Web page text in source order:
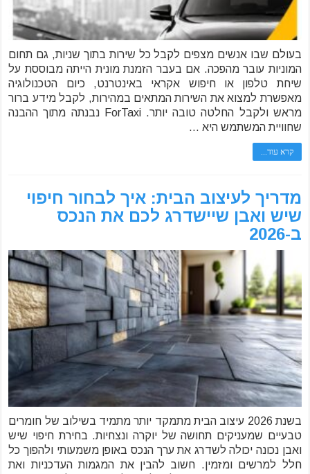
בעולם שבו אנשים מצפים לקבל כל שירות בתוך שניות, גם תחום
המוניות עובר מהפכה. אם בעבר הזמנת מונית הייתה מבוססת על
שיחת טלפון או חיפוש אקראי באינטרנט, כיום הטכנולוגיה
מאפשרת למצוא את השירות המתאים במהירות, לקבל מידע ברור
מראש ולקבל החלטה טובה יותר. ForTaxi נבנתה מתוך ההבנה
שחוויית המשתמש היא …
קרא עוד...
מדריך לעיצוב הבית: איך לבחור חיפוי
שיש ואבן שיישדרג לכם את הנכס
ב-2026
בשנת 2026 עיצוב הבית מתמקד יותר מתמיד בשילוב של חומרים
טבעיים שמעניקים תחושה של יוקרה ונצחיות. בחירת חיפוי שיש
ואבן נכונה יכולה לשדרג את ערך הנכס באופן משמעותי ולהפוך כל
חלל למרשים ומזמין. חשוב להבין את המגמות העדכניות ואת